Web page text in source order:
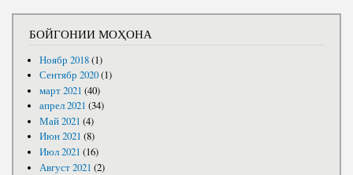
БОЙГОНИИ МОҲОНА
Ноябр 2018(1)
Сентябр 2020(1)
март 2021 (40)
апрел 2021 (34)
Май 2021 (4)
Июн 2021 (8)
Июл 2021 (16)
Август 2021 (2)